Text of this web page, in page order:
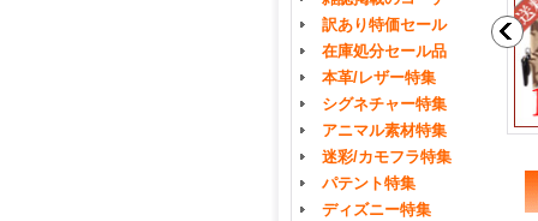
訳あり特価セール
在庫処分セール品
本革/レザー特集
シグネチャー特集
アニマル素材特集
迷彩/カモフラ特集
パテント特集
ディズニー特集